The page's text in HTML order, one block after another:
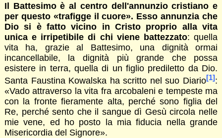
Il Battesimo è al centro dell'annunzio cristiano e
per questo «trafigge il cuore». Esso annunzia che
Dio si è fatto vicino in Cristo proprio alla vita
unica e irripetibile di chi viene battezzato: quella
vita ha, grazie al Battesimo, una dignità ormai
incancellabile, la dignità più grande che possa
esistere in terra, quella di un figlio prediletto da Dio.
Santa Faustina Kowalska ha scritto nel suo Diario[1]:
«Vado attraverso la vita fra arcobaleni e tempeste ma
con la fronte fieramente alta, perché sono figlia del
Re, perché sento che il sangue dì Gesù circola nelle
mie vene, ed ho posto la mia fiducia nella grande
Misericordia del Signore».